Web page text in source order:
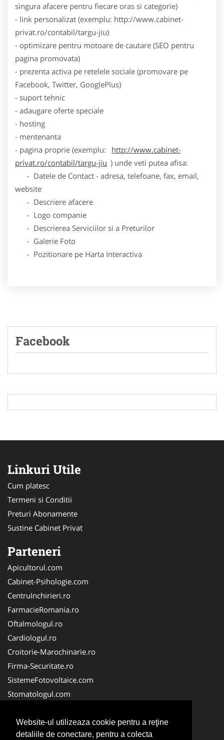
Website-ul utilizeaza cookie pentru a reţine
detaliile de conectare, pentru a colecta
singura afacere pentru fiecare oras si categorie)
- link personalizat (exemplu: http://www.cabinet-
privat.ro/contabil/targu-jiu)
- optimizare pentru motoare de cautare (SEO pentru
pagina promovata)
- prezenta activa pe retelele sociale (promovare pe
Facebook, Twitter, GooglePlus)
- suport tehnic
- adaugare oferte speciale
- hosting
- mentenanta
- pagina proprie (exemplu:
http://www.cabinet-
privat.ro/contabil/targu-jiu ) unde veti putea afisa:
- Datele de Contact - adresa, telefoane, fax, email,
website
- Descriere afacere
- Logo companie
- Descrierea Serviciilor si a Preturilor
- Galerie Foto
- Pozitionare pe Harta Interactiva
Facebook
Linkuri Utile
Cum platesc
Termeni si Conditii
Preturi Abonamente
Sustine Cabinet Privat
Parteneri
Apicultorul.com
Cabinet-Psihologie.com
CentruInchirieri.ro
FarmacieRomania.ro
Oftalmologul.ro
Cardiologul.ro
Croitorie-Marochinarie.ro
Firma-Securitate.ro
SistemeFotovoltaice.com
Stomatologul.com
Birouri-Cadastru.ro
Cabinet-Individual.ro